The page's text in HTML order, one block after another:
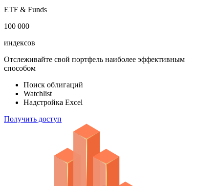
ETF & Funds
100 000
индексов
Отслеживайте свой портфель наиболее эффективным
способом
Поиск облигаций
Watchlist
Надстройка Excel
Получить доступ